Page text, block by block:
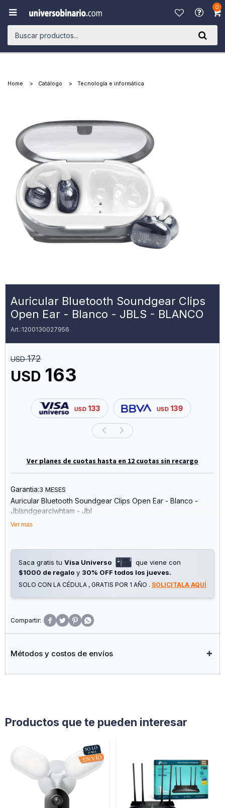
0

Home Catálogo Tecnología e informática
Auricular Bluetooth Soundgear Clips
Open Ear - Blanco - JBLS - BLANCO
1200130027956
USD 163
USD 172
USD 133 USD 139
Ver planes de cuotas hasta en 12 cuotas sin recargo
Garantia:3 MESES
Auricular Bluetooth Soundgear Clips Open Ear - Blanco -
Jblsndgearclwhtam - Jbl
Ver mas
Saca gratis tu Visa Universo
que viene con
$1000 de regalo y 30% OFF todos los jueves.
SOLO CON LA CÉDULA , GRATIS POR 1 AÑO . SOLICITALA AQUÍ
   
Métodos y costos de envíos
Productos que te pueden interesar